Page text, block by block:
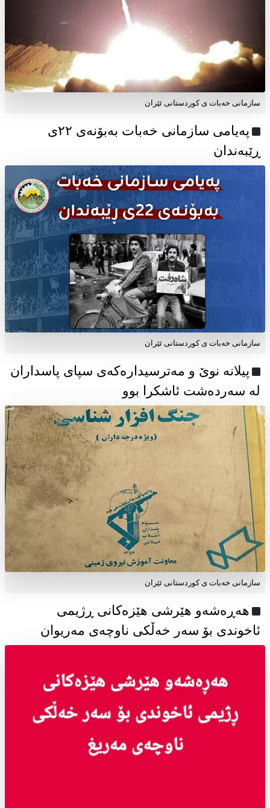
سازمانی خەبات ی کوردستانی ئێران
پەیامی سازمانی خەبات بەبۆنەی ۲۲ی
ڕێبەندان
سازمانی خەبات ی كوردستانی ئێران
پیلانە نوێ و مەترسیدارەکەی سپای پاسداران
لە سەردەشت ئاشکرا بوو
سازمانی خەبات ی كوردستانی ئێران
هەڕەشەو هێرشی هێزەکانی ڕژیمی
ئاخوندی بۆ سەر خەڵکی ناوچەی مەریوان